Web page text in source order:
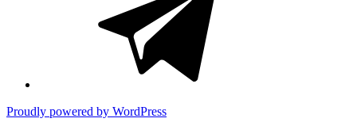
Proudly powered by WordPress